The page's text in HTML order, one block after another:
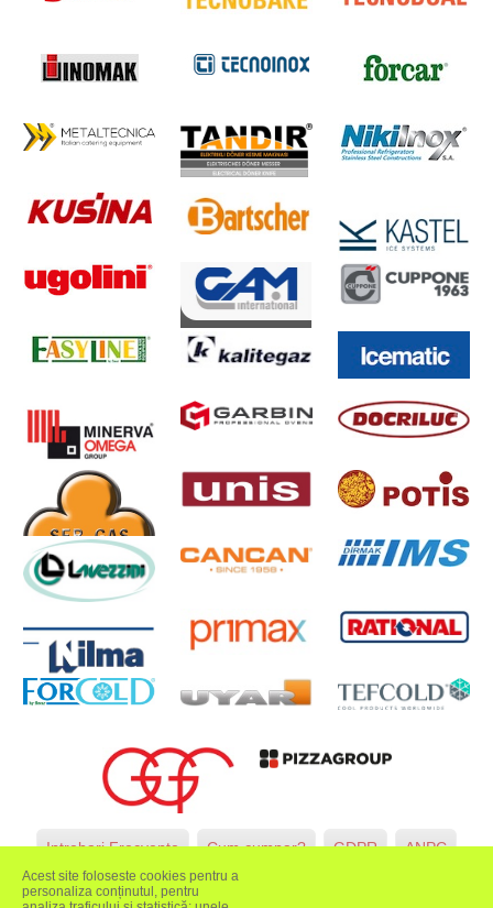
Intrebari Frecvente Cum cumpar? GDPR ANPC
INOKSAN
Acest site foloseste cookies pentru a
personaliza conținutul, pentru